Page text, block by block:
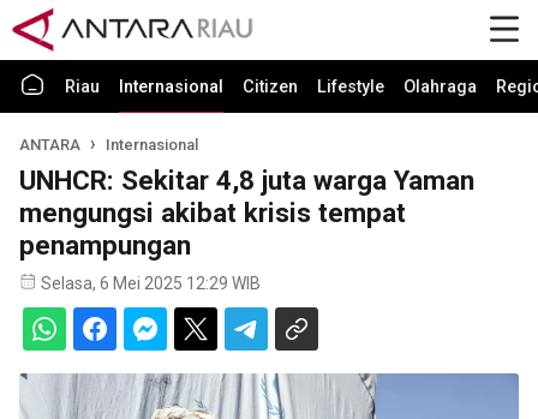
Riau Internasional Citizen Lifestyle Olahraga
ANTARA Internasional
UNHCR: Sekitar 4,8 juta warga Yaman
mengungsi akibat krisis tempat
penampungan
Selasa, 6 Mei 2025 12:29 WIB